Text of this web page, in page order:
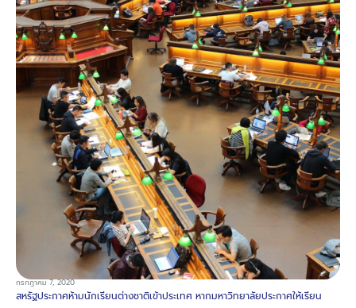
กรกฎาคม 7, 2020
สหรัฐประกาศห้ามนักเรียนต่างชาติเข้าประเทศ หากมหาวิทยาลัยประกาศให้เรียน